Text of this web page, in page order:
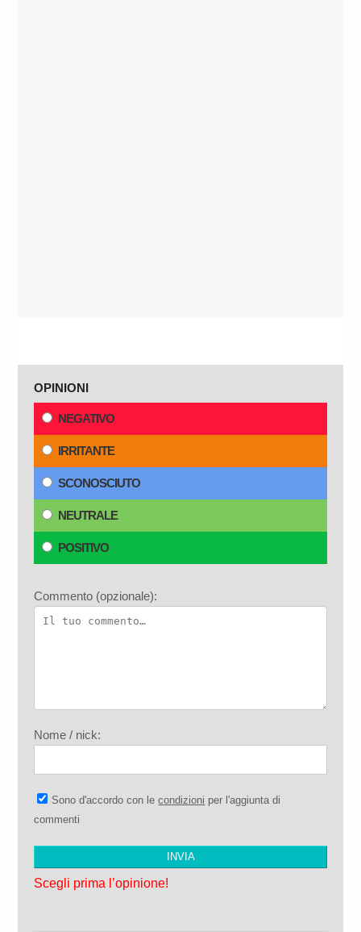
OPINIONI
NEGATIVO
IRRITANTE
SCONOSCIUTO
NEUTRALE
POSITIVO
Commento (opzionale):
Nome / nick:
Sono d'accordo con lecondizioni per l'aggiunta di
commenti
Scegli prima l’opinione!